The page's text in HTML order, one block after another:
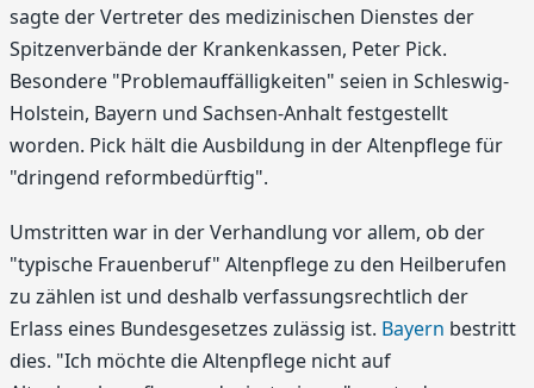
sagte der Vertreter des medizinischen Dienstes der
Spitzenverbände der Krankenkassen, Peter Pick.
Besondere "Problemauffälligkeiten" seien in Schleswig-
Holstein, Bayern und Sachsen-Anhalt festgestellt
worden. Pick hält die Ausbildung in der Altenpflege für
"dringend reformbedürftig".
Umstritten war in der Verhandlung vor allem, ob der
"typische Frauenberuf" Altenpflege zu den Heilberufen
zu zählen ist und deshalb verfassungsrechtlich der
Erlass eines Bundesgesetzes zulässig ist. Bayern bestritt
dies. "Ich möchte die Altenpflege nicht auf